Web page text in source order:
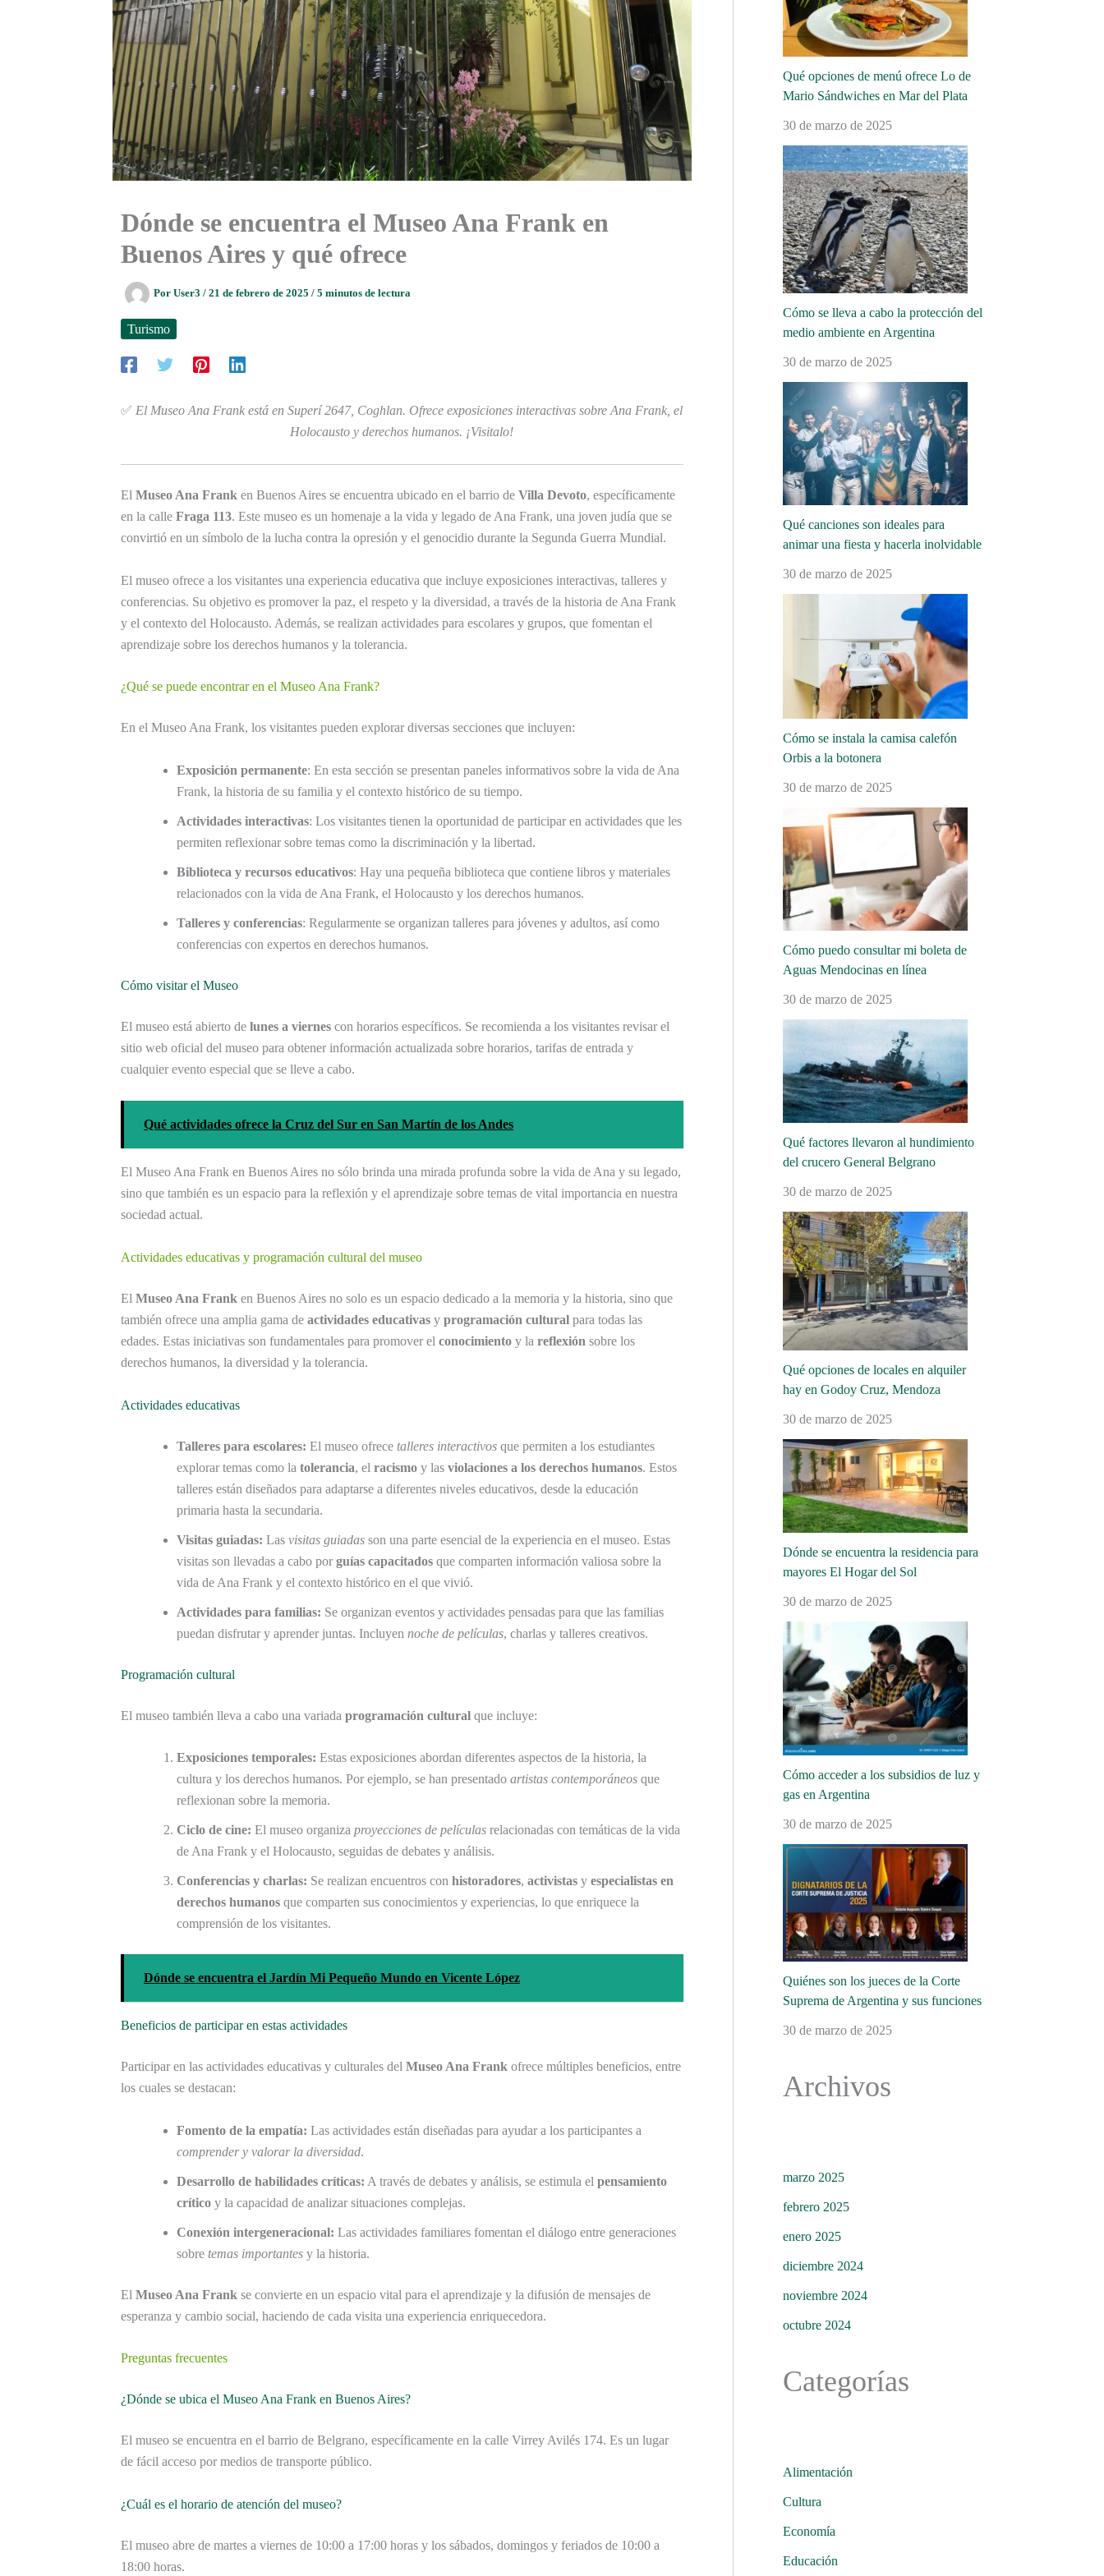
Dónde se encuentra el Museo Ana Frank en
Buenos Aires y qué ofrece
Por User3 / 21 de febrero de 2025 / 5 minutos de lectura
Turismo
✅ El Museo Ana Frank está en Superí 2647, Coghlan. Ofrece exposiciones interactivas sobre Ana Frank, el
Holocausto y derechos humanos. ¡Visitalo!
El Museo Ana Frank en Buenos Aires se encuentra ubicado en el barrio de Villa Devoto, específicamente
en la calle Fraga 113. Este museo es un homenaje a la vida y legado de Ana Frank, una joven judía que se
convirtió en un símbolo de la lucha contra la opresión y el genocidio durante la Segunda Guerra Mundial.
El museo ofrece a los visitantes una experiencia educativa que incluye exposiciones interactivas, talleres y
conferencias. Su objetivo es promover la paz, el respeto y la diversidad, a través de la historia de Ana Frank
y el contexto del Holocausto. Además, se realizan actividades para escolares y grupos, que fomentan el
aprendizaje sobre los derechos humanos y la tolerancia.
¿Qué se puede encontrar en el Museo Ana Frank?
En el Museo Ana Frank, los visitantes pueden explorar diversas secciones que incluyen:
Exposición permanente: En esta sección se presentan paneles informativos sobre la vida de Ana
Frank, la historia de su familia y el contexto histórico de su tiempo.
Actividades interactivas: Los visitantes tienen la oportunidad de participar en actividades que les
permiten reflexionar sobre temas como la discriminación y la libertad.
Biblioteca y recursos educativos: Hay una pequeña biblioteca que contiene libros y materiales
relacionados con la vida de Ana Frank, el Holocausto y los derechos humanos.
Talleres y conferencias: Regularmente se organizan talleres para jóvenes y adultos, así como
conferencias con expertos en derechos humanos.
Cómo visitar el Museo
El museo está abierto de lunes a viernes con horarios específicos. Se recomienda a los visitantes revisar el
sitio web oficial del museo para obtener información actualizada sobre horarios, tarifas de entrada y
cualquier evento especial que se lleve a cabo.
Qué actividades ofrece la Cruz del Sur en San Martín de los Andes
El Museo Ana Frank en Buenos Aires no sólo brinda una mirada profunda sobre la vida de Ana y su legado,
sino que también es un espacio para la reflexión y el aprendizaje sobre temas de vital importancia en nuestra
sociedad actual.
Actividades educativas y programación cultural del museo
El Museo Ana Frank en Buenos Aires no solo es un espacio dedicado a la memoria y la historia, sino que
también ofrece una amplia gama de actividades educativas y programación cultural para todas las
edades. Estas iniciativas son fundamentales para promover el conocimiento y la reflexión sobre los
derechos humanos, la diversidad y la tolerancia.
Actividades educativas
Talleres para escolares: El museo ofrece talleres interactivos que permiten a los estudiantes
explorar temas como la tolerancia, el racismo y las violaciones a los derechos humanos. Estos
talleres están diseñados para adaptarse a diferentes niveles educativos, desde la educación
primaria hasta la secundaria.
Visitas guiadas: Las visitas guiadas son una parte esencial de la experiencia en el museo. Estas
visitas son llevadas a cabo por guías capacitados que comparten información valiosa sobre la
vida de Ana Frank y el contexto histórico en el que vivió.
Actividades para familias: Se organizan eventos y actividades pensadas para que las familias
puedan disfrutar y aprender juntas. Incluyen noche de películas, charlas y talleres creativos.
Programación cultural
El museo también lleva a cabo una variada programación cultural que incluye:
Exposiciones temporales: Estas exposiciones abordan diferentes aspectos de la historia, la
cultura y los derechos humanos. Por ejemplo, se han presentado artistas contemporáneos que
reflexionan sobre la memoria.
Ciclo de cine: El museo organiza proyecciones de películas relacionadas con temáticas de la vida
de Ana Frank y el Holocausto, seguidas de debates y análisis.
Conferencias y charlas: Se realizan encuentros con historadores, activistas y especialistas en
derechos humanos que comparten sus conocimientos y experiencias, lo que enriquece la
comprensión de los visitantes.
Dónde se encuentra el Jardín Mi Pequeño Mundo en Vicente López
Beneficios de participar en estas actividades
Participar en las actividades educativas y culturales del Museo Ana Frank ofrece múltiples beneficios, entre
los cuales se destacan:
Fomento de la empatía: Las actividades están diseñadas para ayudar a los participantes a
comprender y valorar la diversidad.
Desarrollo de habilidades críticas: A través de debates y análisis, se estimula el pensamiento
crítico y la capacidad de analizar situaciones complejas.
Conexión intergeneracional: Las actividades familiares fomentan el diálogo entre generaciones
sobre temas importantes y la historia.
El Museo Ana Frank se convierte en un espacio vital para el aprendizaje y la difusión de mensajes de
esperanza y cambio social, haciendo de cada visita una experiencia enriquecedora.
Preguntas frecuentes
¿Dónde se ubica el Museo Ana Frank en Buenos Aires?
El museo se encuentra en el barrio de Belgrano, específicamente en la calle Virrey Avilés 174. Es un lugar
de fácil acceso por medios de transporte público.
¿Cuál es el horario de atención del museo?
El museo abre de martes a viernes de 10:00 a 17:00 horas y los sábados, domingos y feriados de 10:00 a
18:00 horas.
Qué opciones de menú ofrece Lo de
Mario Sándwiches en Mar del Plata
30 de marzo de 2025
Cómo se lleva a cabo la protección del
medio ambiente en Argentina
30 de marzo de 2025
Qué canciones son ideales para
animar una fiesta y hacerla inolvidable
30 de marzo de 2025
Cómo se instala la camisa calefón
Orbis a la botonera
30 de marzo de 2025
Cómo puedo consultar mi boleta de
Aguas Mendocinas en línea
30 de marzo de 2025
Qué factores llevaron al hundimiento
del crucero General Belgrano
30 de marzo de 2025
Qué opciones de locales en alquiler
hay en Godoy Cruz, Mendoza
30 de marzo de 2025
Dónde se encuentra la residencia para
mayores El Hogar del Sol
30 de marzo de 2025
Cómo acceder a los subsidios de luz y
gas en Argentina
30 de marzo de 2025
Quiénes son los jueces de la Corte
Suprema de Argentina y sus funciones
30 de marzo de 2025
Archivos
marzo 2025
febrero 2025
enero 2025
diciembre 2024
noviembre 2024
octubre 2024
Categorías
Alimentación
Cultura
Economía
Educación